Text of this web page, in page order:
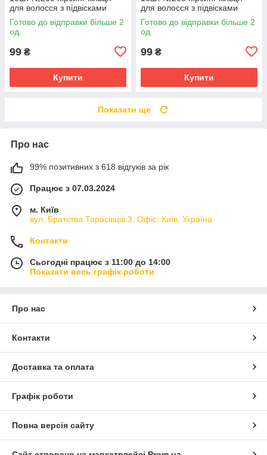
для волосся з підвісками
Готово до відправки більше 2
од.
99 ₴
Купити
для волосся з підвісками
Готово до відправки більше 2
од.
99 ₴
Купити
Показати ще
Про нас
99% позитивних з 618 відгуків за рік
Працює з 07.03.2024
м. Київ
вул. Братства Тарасівців 3. Офіс, Київ, Україна
Контакти
Сьогодні працює з 11:00 до 14:00
Показати весь графік роботи
Про нас
Контакти
Доставка та оплата
Графік роботи
Повна версія сайту